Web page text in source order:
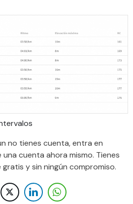
no tienes cuenta, entra en
una cuenta ahora mismo. Tienes
y sin ningún compromiso.